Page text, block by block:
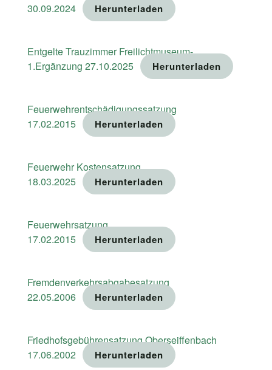
30.09.2024
Herunterladen
Entgelte Trauzimmer Freilichtmuseum-
1.Ergänzung 27.10.2025
Herunterladen
Feuerwehrentschädigungssatzung
17.02.2015
Herunterladen
Feuerwehr Kostensatzung
18.03.2025
Herunterladen
Feuerwehrsatzung
17.02.2015
Herunterladen
Fremdenverkehrsabgabesatzung
22.05.2006
Herunterladen
Friedhofsgebührensatzung Oberseiffenbach
17.06.2002
Herunterladen